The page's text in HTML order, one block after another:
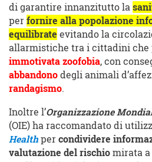
di garantire innanzitutto la
per fornire alla popolazione
equilibrate evitando la
allarmistiche tra i cittadini che
immotivata zoofobia, con
abbandono degli animali
randagismo.
Inoltre l’Organizzazione
(OIE) ha raccomandato di
Health per condividere
valutazione del rischio mirata